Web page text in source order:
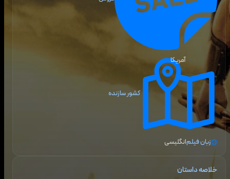
کشور سازنده
آمریکا
زبان فیلمانگلیسی
خلاصه داستان